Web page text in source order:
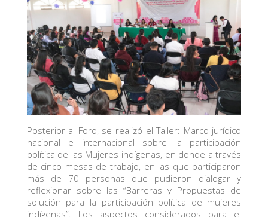
Posterior al Foro, se realizó el Taller: Marco jurídico
nacional e internacional sobre la participación
política de las Mujeres indígenas, en donde a través
de cinco mesas de trabajo, en las que participaron
más de 70 personas que pudieron dialogar y
reflexionar sobre las “Barreras y Propuestas de
solución para la participación política de mujeres
indígenas”. Los aspectos considerados para el